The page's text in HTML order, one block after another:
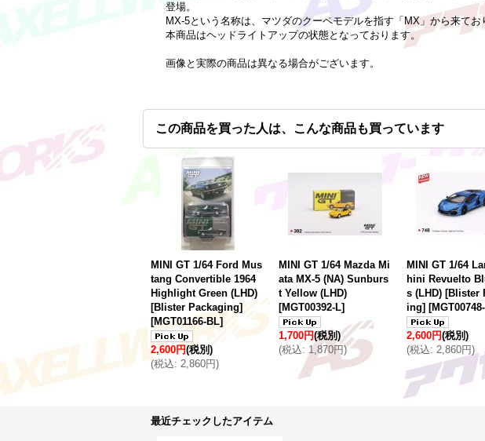
登場。
MX-5という名称は、マツダのクーペモデルを指す「MX」から来てお
本商品はヘッドライトアップの状態となっております。
画像と実際の商品は異なる場合がございます。
この商品を買った人は、こんな商品も買っています
MINI GT 1/64 Ford Mus
tang Convertible 1964
Highlight Green (LHD)
[Blister Packaging]
[MGT01166-BL]
2,600円(税別)
(税込: 2,860円)
MINI GT 1/64 Mazda Mi
ata MX-5 (NA) Sunburs
t Yellow (LHD)
[MGT00392-L]
1,700円(税別)
(税込: 1,870円)
MINI GT 1/64
hini Revuelto
s (LHD) [Blister
ing] [
2,600円(税別)
(税込: 2,860円)
最近チェックしたアイテム